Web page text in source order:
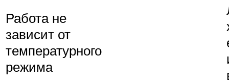
Работа не
зависит от
температурного
режима